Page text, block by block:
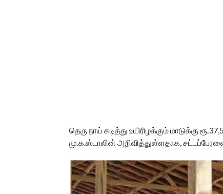
தெரு நாய் கடித்து உயிரிழக்கும் மாடுக்கு
மு.க.ஸ்டாலின் அறிவித்துள்ளதாக,